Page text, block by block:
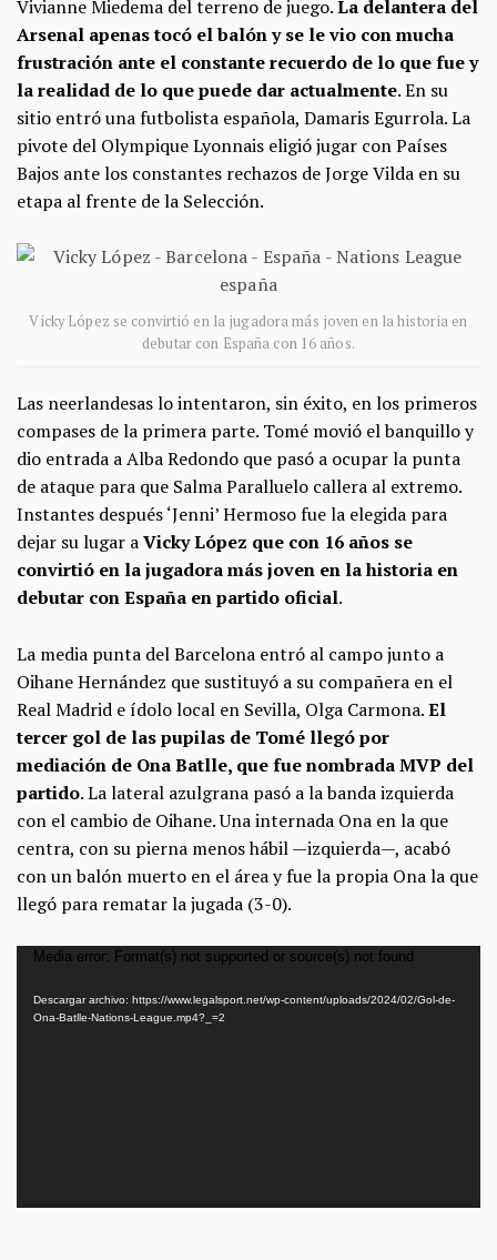
Vivianne Miedema del terreno de juego.La delantera del
Arsenal apenas tocó el balón y se le vio con mucha
frustración ante el constante recuerdo de lo que fue y
la realidad de lo que puede dar actualmente. En su
sitio entró una futbolista española, Damaris Egurrola. La
pivote del Olympique Lyonnais eligió jugar con Países
Bajos ante los constantes rechazos de Jorge Vilda en su
etapa al frente de la Selección.
Vicky López se convirtió en la jugadora más joven en la historia en
debutar con España con 16 años.
Las neerlandesas lo intentaron, sin éxito, en los primeros
compases de la primera parte. Tomé movió el banquillo y
dio entrada a Alba Redondo que pasó a ocupar la punta
de ataque para que Salma Paralluelo callera al extremo.
Instantes después ‘Jenni’ Hermoso fue la elegida para
dejar su lugar aVicky López que con 16 años se
convirtió en la jugadora más joven en la historia en
debutar con España en partido oficial.
La media punta del Barcelona entró al campo junto a
Oihane Hernández que sustituyó a su compañera en el
Real Madrid e ídolo local en Sevilla, Olga Carmona.El
tercer gol de las pupilas de Tomé llegó por
mediación de Ona Batlle, que fue nombrada MVP del
partido. La lateral azulgrana pasó a la banda izquierda
con el cambio de Oihane. Una internada Ona en la que
centra, con su pierna menos hábil —izquierda—, acabó
con un balón muerto en el área y fue la propia Ona la que
llegó para rematar la jugada (3-0).
Reproductor
vídeo
Media error: Format(s) not supported or source(s) not found
Descargar archivo: https://www.legalsport.net/wp-content/uploads/2024/02/Gol-de-
Ona-Batlle-Nations-League.mp4?_=2